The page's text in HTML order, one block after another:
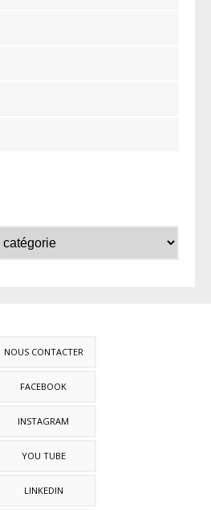
NOUS CONTACTER
FACEBOOK
INSTAGRAM
YOU TUBE
LINKEDIN